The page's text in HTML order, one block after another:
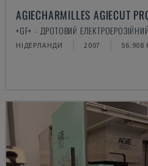
AGIECHARMILLES AGIECUT
+GF+ - ДРОТОВИЙ
НІДЕРЛАНДИ 2007 56.908